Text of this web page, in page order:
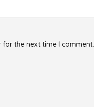
the next time I comment.